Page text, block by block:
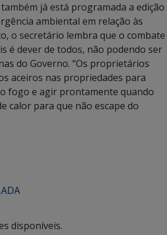
já está programada a edição
ambiental em relação às
o secretário lembra que o combate
é dever de todos, não podendo ser
do Governo. “Os proprietários
aceiros nas propriedades para
fogo e agir prontamente quando
calor para que não escape do
disponíveis.